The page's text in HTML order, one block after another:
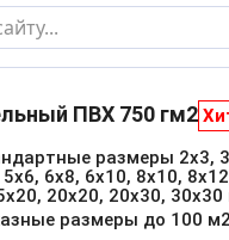
ПВХ 750 гм2
размеры 2х3,
6х8, 6х10, 8х10,
20х20, 20х30, 30х30
размеры до 100